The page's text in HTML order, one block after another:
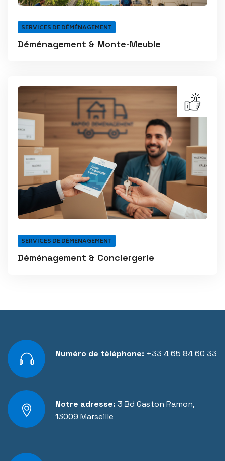
SERVICES DE DÉMÉNAGEMENT
Déménagement & Monte-Meuble
SERVICES DE DÉMÉNAGEMENT
Déménagement & Conciergerie
Numéro de téléphone: +33 4 65 84 60 33
Notre adresse: 3 Bd Gaston Ramon,
13009 Marseille